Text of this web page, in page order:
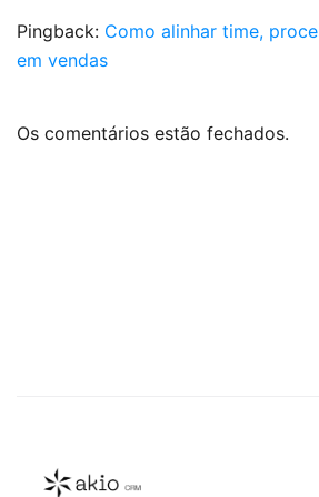
Pingback: Como alinhar time,
em vendas
Os comentários estão fechados.